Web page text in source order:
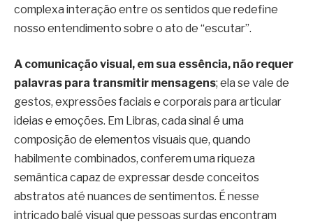
complexa interação entre os sentidos que redefine
nosso entendimento sobre o ato de “escutar”.
A comunicação visual, em sua essência, não requer
palavras para transmitir mensagens; ela se vale de
gestos, expressões faciais e corporais para articular
ideias e emoções. Em Libras, cada sinal é uma
composição de elementos visuais que, quando
habilmente combinados, conferem uma riqueza
semântica capaz de expressar desde conceitos
abstratos até nuances de sentimentos. É nesse
intricado balé visual que pessoas surdas encontram